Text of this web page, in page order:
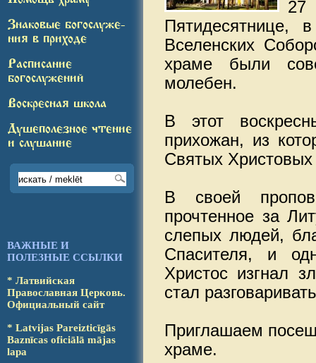
Знаковые богослуже-
ния в приходе
Расписание
богослужений
Воскресная школа
Душеполезное чтение
и слушание
ВАЖНЫЕ И
ПОЛЕЗНЫЕ ССЫЛКИ
* Латвийская
Православ­ная Церковь.
Офици­аль­ный сайт
* Latvijas Pareizticīgās
Baz­nī­cas oficiālā mājas
lapa
27
Пятидесятнице,
Вселенских
храме были
молебен.
В этот
прихожан, из
Святых
В своей
прочтенное за
слепых людей,
Спасителя, и
Христос изгнал
стал
Приглашаем
храме.